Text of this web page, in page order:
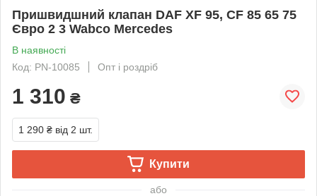
Пришвидшний клапан DAF XF 95, CF 85 65 75
Євро 2 3 Wabco Mercedes
В наявності
Код: PN-10085
Опт і роздріб
1 310 ₴
1 290 ₴ від 2 шт.
Купити
або